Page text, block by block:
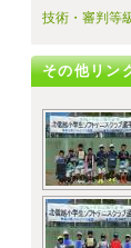
技術・審判等
その他リン